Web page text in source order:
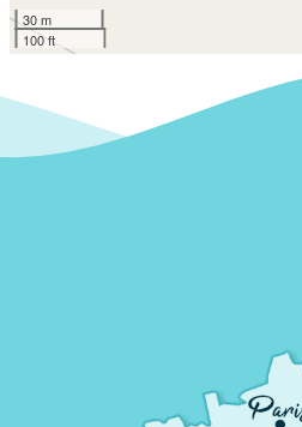
30 m
100 ft